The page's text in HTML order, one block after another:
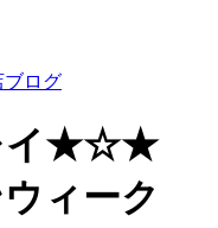
ブログ
イ★☆★
ウィーク